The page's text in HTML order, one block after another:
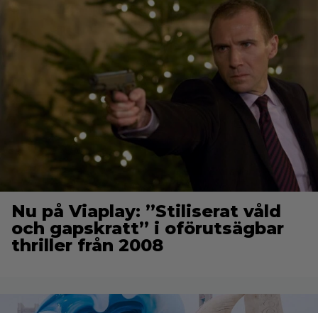
Nu på Viaplay: ”Stiliserat våld
och gapskratt” i oförutsägbar
thriller från 2008